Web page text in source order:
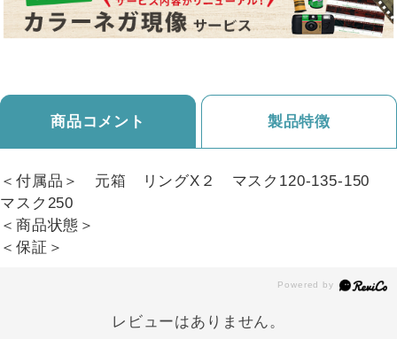
商品コメント 製品特徴
＜付属品＞ 元箱 リングX２ マスク120-135-150
マスク250
＜商品状態＞
＜保証＞
レビューはありません。